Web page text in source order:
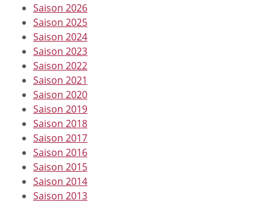
Saison 2026
Saison 2025
Saison 2024
Saison 2023
Saison 2022
Saison 2021
Saison 2020
Saison 2019
Saison 2018
Saison 2017
Saison 2016
Saison 2015
Saison 2014
Saison 2013